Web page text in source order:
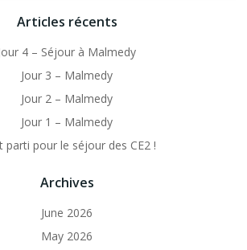
Articles récents
4 – Séjour à Malmedy
Jour 3 – Malmedy
Jour 2 – Malmedy
Jour 1 – Malmedy
parti pour le séjour des CE2 !
Archives
June 2026
May 2026